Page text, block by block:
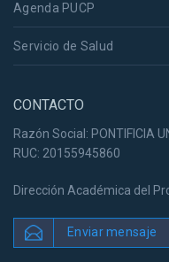
Agenda PUCP
Servicio de Salud
CONTACTO
Razón Social: PONTIFICIA
RUC: 20155945860
Dirección Académica del
Enviar mensaje